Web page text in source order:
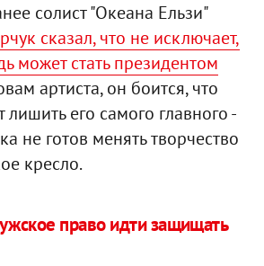
солист "Океана Ельзи"
сказал, что не исключает,
может стать президентом
артиста, он боится, что
его самого главного -
не готов менять творчество
кресло.
право идти защищать